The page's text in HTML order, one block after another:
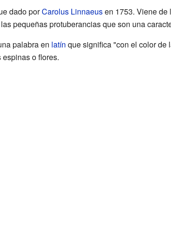
dado porCarolus Linnaeusen 1753. Viene de
pequeñas protuberancias que son una
palabra en latín que significa "con el color de
o flores.